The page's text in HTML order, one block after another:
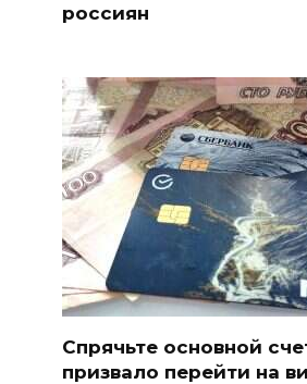
россиян
Спрячьте основной
призвало перейти на